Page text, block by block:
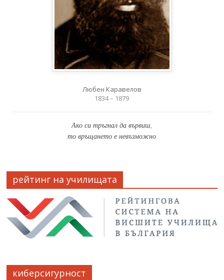
Любен Каравелов
1834 – 1879
Ако си тръгнал да вървиш,
то връщането е невъзможно
рейтинг на училищата
киберсигурност